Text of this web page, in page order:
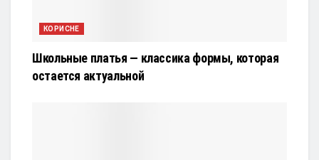
КОРИСНЕ
Школьные платья — классика формы, которая
остается актуальной